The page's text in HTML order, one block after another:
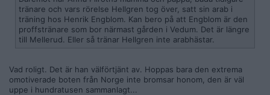
tränare och vars rörelse Hellgren tog över, satt sin arab i
träning hos Henrik Engblom. Kan bero på att Engblom är den
proffstränare som bor närmast gården i Vedum. Det är längre
till Mellerud. Eller så tränar Hellgren inte arabhästar.
Vad roligt. Det är han välförtjänt av. Hoppas bara den extrema
omotiverade boten från Norge inte bromsar honom, den är väl
uppe i hundratusen sammanlagt...